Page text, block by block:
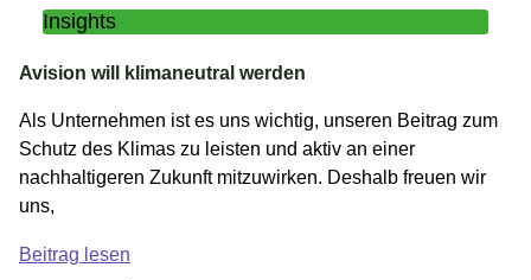
Insights
Avision will klimaneutral werden
Als Unternehmen ist es uns wichtig, unseren Beitrag zum
Schutz des Klimas zu leisten und aktiv an einer
nachhaltigeren Zukunft mitzuwirken. Deshalb freuen wir
uns,
Beitrag lesen